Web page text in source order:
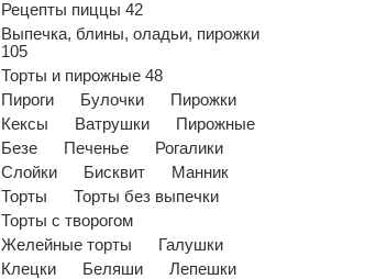
Рецепты пиццы 42
Выпечка, блины, оладьи, пирожки
105
Торты и пирожные 48
Пироги
Булочки
Пирожки
Кексы
Ватрушки
Пирожные
Безе
Печенье
Рогалики
Слойки
Бисквит
Манник
Торты
Торты без выпечки
Торты с творогом
Желейные торты
Галушки
Клецки
Беляши
Лепешки